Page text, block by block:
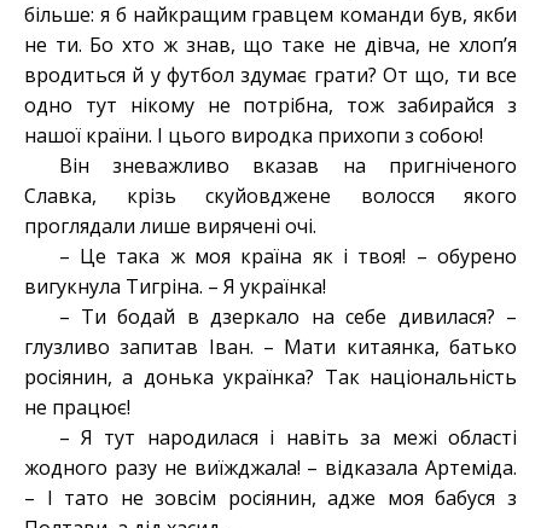
більше: я б найкращим гравцем команди був, якби
не ти. Бо хто ж знав, що таке не дівча, не хлоп’я
вродиться й у футбол здумає грати? От що, ти все
одно тут нікому не потрібна, тож забирайся з
нашої країни. І цього виродка прихопи з собою!
Він зневажливо вказав на пригніченого
Славка, крізь скуйовджене волосся якого
проглядали лише вирячені очі.
– Це така ж моя країна як і твоя! – обурено
вигукнула Тигріна. – Я українка!
– Ти бодай в дзеркало на себе дивилася? –
глузливо запитав Іван. – Мати китаянка, батько
росіянин, а донька українка? Так національність
не працює!
– Я тут народилася і навіть за межі області
жодного разу не виїжджала! – відказала Артеміда.
– І тато не зовсім росіянин, адже моя бабуся з